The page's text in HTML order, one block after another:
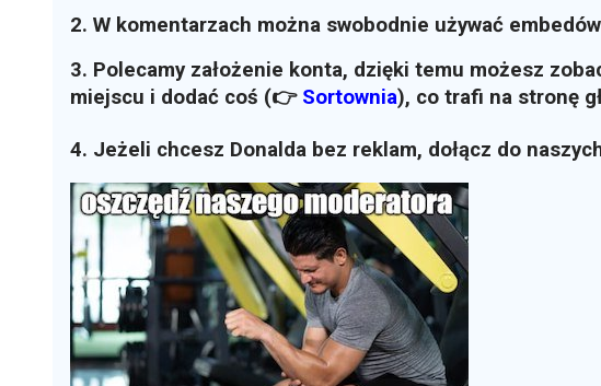
2. W komentarzach można swobodnie używać
3. Polecamy założenie konta, dzięki temu możesz
miejscu i dodać coś (👉 Sortownia), co trafi na stronę
4. Jeżeli chcesz Donalda bez reklam, dołącz do